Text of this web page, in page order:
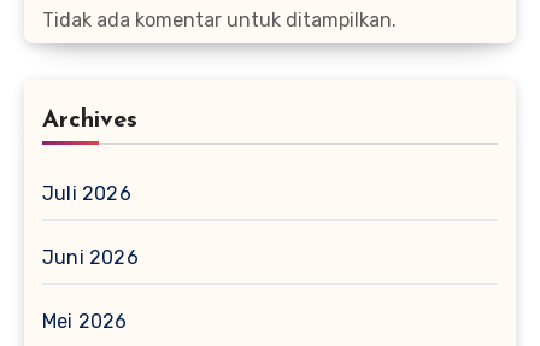
Tidak ada komentar untuk ditampilkan.
Archives
Juli 2026
Juni 2026
Mei 2026